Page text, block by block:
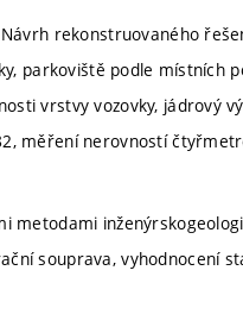
rekonstruovaného
parkoviště podle místních
vrstvy vozovky, jádrový
měření nerovností
metodami
souprava, vyhodnocení